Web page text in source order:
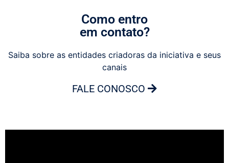
Como entro
em contato?
Saiba sobre as entidades criadoras da iniciativa e seus
canais
FALE CONOSCO